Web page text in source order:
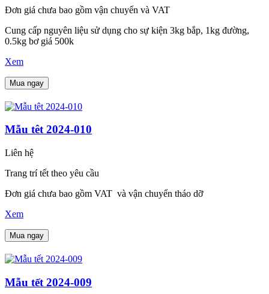
Đơn giá chưa bao gồm vận chuyển và VAT
Cung cấp nguyên liệu sử dụng cho sự kiện 3kg bắp, 1kg đường,
0.5kg bơ giá 500k
Xem
Mua ngay
Mẫu têt 2024-010
Liên hệ
Trang trí tết theo yêu cầu
Đơn giá chưa bao gồm VAT và vận chuyển tháo dỡ
Xem
Mua ngay
Mẫu tết 2024-009